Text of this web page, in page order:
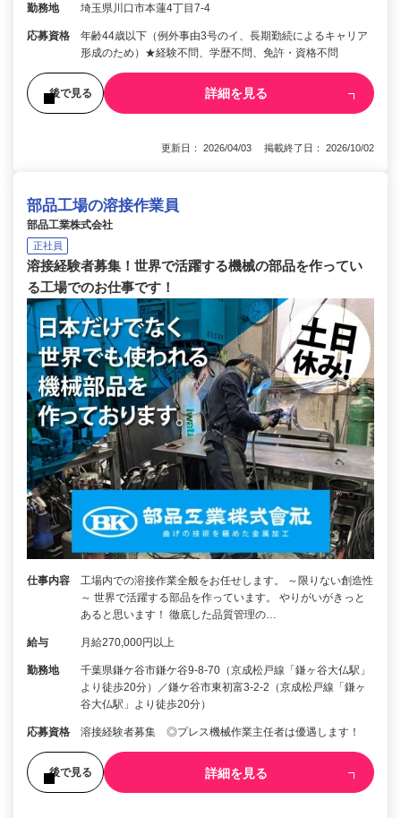
勤務地 埼玉県川口市本蓮4丁目7-4
応募資格
年齢44歳以下（例外事由3号のイ、長期勤続によるキャリア
形成のため）★経験不問、学歴不問、免許・資格不問
後で見る 詳細を見る
更新日： 2026/04/03 掲載終了日： 2026/10/02
部品工場の溶接作業員
部品工業株式会社
正社員
溶接経験者募集！世界で活躍する機械の部品を作ってい
る工場でのお仕事です！
仕事内容
工場内での溶接作業全般をお任せします。 ～限りない創造性
～ 世界で活躍する部品を作っています。 やりがいがきっと
あると思います！ 徹底した品質管理の…
給与 月給270,000円以上
勤務地
千葉県鎌ケ谷市鎌ケ谷9-8-70（京成松戸線「鎌ヶ谷大仏駅」
より徒歩20分）／鎌ケ谷市東初富3-2-2（京成松戸線「鎌ヶ
谷大仏駅」より徒歩20分）
応募資格 溶接経験者募集 ◎プレス機械作業主任者は優遇します！
後で見る 詳細を見る